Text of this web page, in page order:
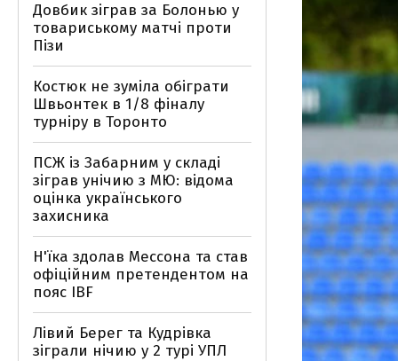
Довбик зіграв за Болонью у
товариському матчі проти
Пізи
Костюк не зуміла обіграти
Швьонтек в 1/8 фіналу
турніру в Торонто
ПСЖ із Забарним у складі
зіграв унічию з МЮ: відома
оцінка українського
захисника
Н'їка здолав Мессона та став
офіційним претендентом на
пояс IBF
Лівий Берег та Кудрівка
зіграли нічию у 2 турі УПЛ